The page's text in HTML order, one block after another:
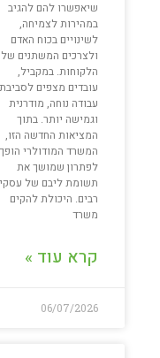
שיאפשרו להם להגיב
במהירות לצמיחה,
לשינויים בכוח האדם
ולצרכים המשתנים של
הלקוחות. במקביל,
עובדים מצפים לסביבת
עבודה נוחה, מודרנית
וגמישה יותר. בתוך
המציאות החדשה הזו,
המשרד המודולרי הופך
לפתרון שמושך את
תשומת ליבם של
רבים. היכולת להקים
משרד
קרא עוד »
06/07/2026